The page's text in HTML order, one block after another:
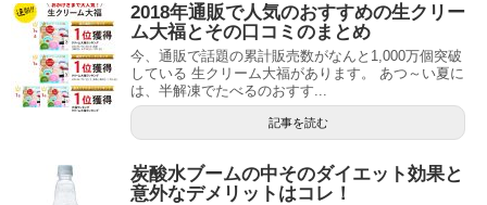
2018年通販で人気のおすすめの生クリー
ム大福とその口コミのまとめ
今、通販で話題の累計販売数がなんと1,000万個突破
している 生クリーム大福があります。 あつ～い夏に
は、半解凍でたべるのおすす...
記事を読む
炭酸水ブームの中そのダイエット効果と
意外なデメリットはコレ！